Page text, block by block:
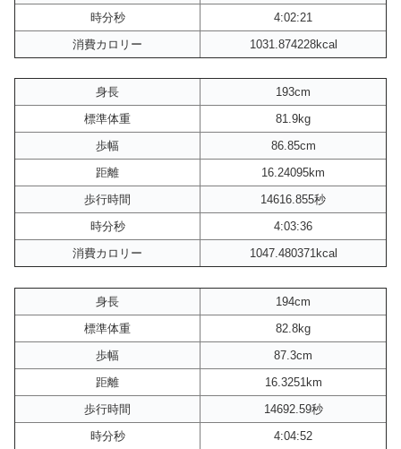
時分秒
4:02:21
消費カロリー
1031.874228kcal
身長
193cm
標準体重
81.9kg
歩幅
86.85cm
距離
16.24095km
歩行時間
14616.855秒
時分秒
4:03:36
消費カロリー
1047.480371kcal
身長
194cm
標準体重
82.8kg
歩幅
87.3cm
距離
16.3251km
歩行時間
14692.59秒
時分秒
4:04:52